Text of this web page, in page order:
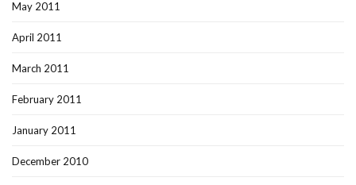
May 2011
April 2011
March 2011
February 2011
January 2011
December 2010